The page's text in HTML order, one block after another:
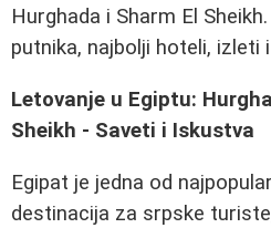
Hurghada i Sharm El
putnika, najbolji hoteli,
Letovanje u Egiptu:
Sheikh - Saveti i Iskustva
Egipat je jedna od
destinacija za srpske